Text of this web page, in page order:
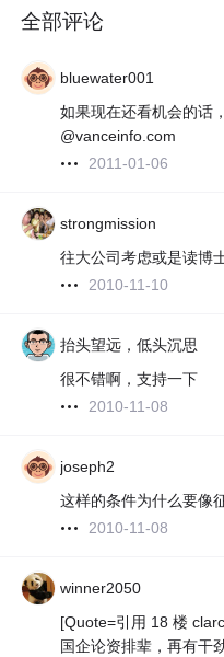
全部评论
bluewater001
如果现在还看机会的话
@vanceinfo.com
2011-01-06
strongmission
往大公司考虑或是读博
2010-11-10
抬头望远，低头沉思
很不错啊，支持一下
2010-11-08
joseph2
这样的条件为什么要像
2010-11-08
winner2050
[Quote=引用 18 楼
国企论资排辈，再有干